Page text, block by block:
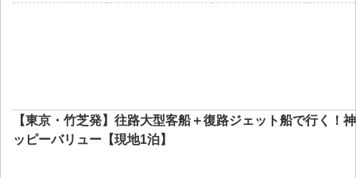
【東京・竹芝発】往路大型客船＋復路ジェット船で行く！
ッピーバリュー【現地1泊】